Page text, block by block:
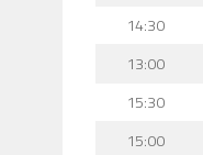
14:30
13:00
15:30
15:00